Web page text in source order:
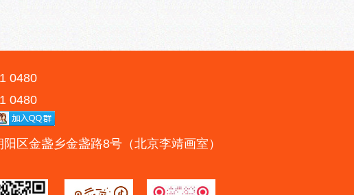
0480
0480
区金盏乡金盏路8号（北京李靖画室）